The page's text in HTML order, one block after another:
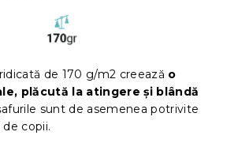
de 170 g/m2 creează o
plăcută la atingere și blândă
sunt de asemenea potrivite
copii.